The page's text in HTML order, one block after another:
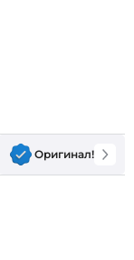
Оригинал!